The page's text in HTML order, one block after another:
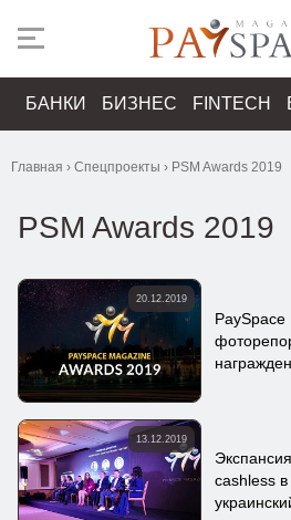
БАНКИ БИЗНЕС FINTECH
Главная › Спецпроекты › PSM Awards 2019
PSM Awards 2019
20.12.2019
PaySpace
13.12.2019
cashless в